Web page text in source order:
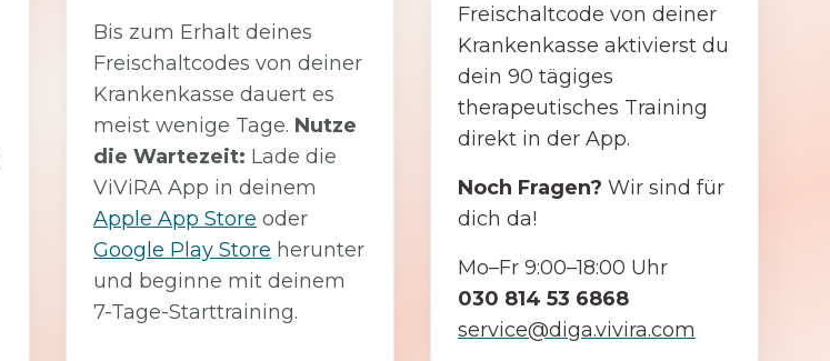
Bis zum Erhalt deines
Freischaltcodes von deiner
Krankenkasse dauert es
meist wenige Tage. Nutze
die Wartezeit: Lade die
ViViRA App in deinem
Apple App Store oder
Google Play Store herunter
und beginne mit deinem
7-Tage-Starttraining.
Freischaltcode von deiner
Krankenkasse aktivierst du
dein 90 tägiges
therapeutisches Training
direkt in der App.
Noch Fragen? Wir sind für
dich da!
Mo–Fr 9:00–18:00 Uhr
030 814 53 6868
service@diga.vivira.com